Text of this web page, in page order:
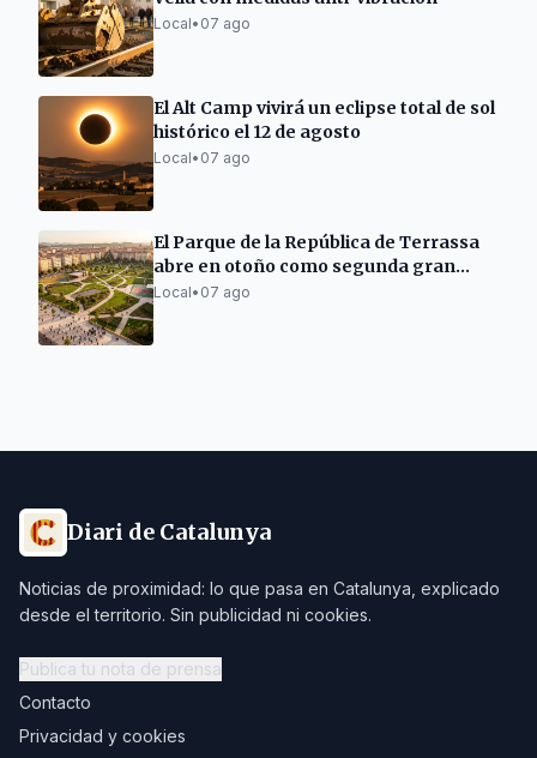
Local• 07 ago
El Alt Camp vivirá un eclipse total de sol
histórico el 12 de agosto
Local• 07 ago
El Parque de la República de Terrassa
abre en otoño como segunda gran
zona verde
Local• 07 ago
Diari de Catalunya
Noticias de proximidad: lo que pasa en Catalunya, explicado
desde el territorio. Sin publicidad ni cookies.
Publica tu nota de prensa
Contacto
Privacidad y cookies